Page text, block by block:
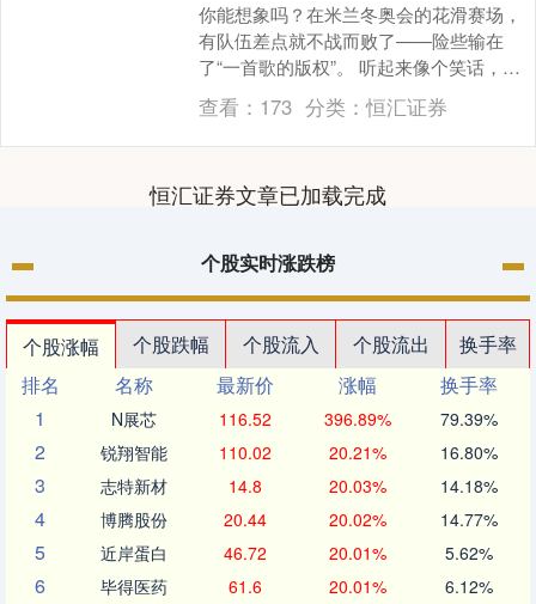
你能想象吗？在米兰冬奥会的花滑赛场，
有队伍差点就不战而败了——险些输在
了“一首歌的版权”。 听起来像个笑话，但
它就是真事：本届冬奥期间，围绕花滑选
曲的版权纠纷接....
查看： 173 分类：恒汇证券
恒汇证券文章已加载完成
个股实时涨跌榜
个股涨幅 个股跌幅 个股流入 个股流出
换手率
排名
名称 最新价 涨幅
换手率
1
N展芯 116.52 396.89% 79.39%
2 锐翔智能 110.02 20.21% 16.80%
3 志特新材 14.8 20.03% 14.18%
4 博腾股份 20.44 20.02% 14.77%
5 近岸蛋白 46.72 20.01% 5.62%
6 毕得医药 61.6 20.01% 6.12%